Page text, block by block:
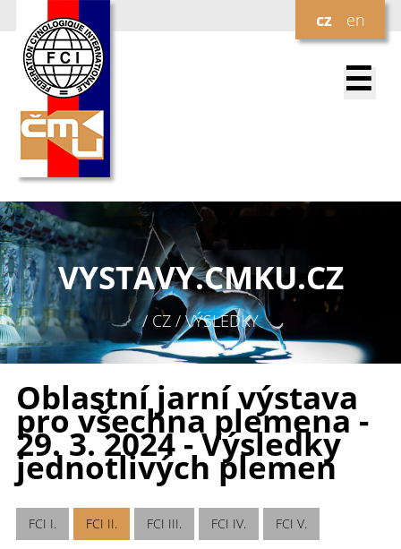
cz en
☰
VYSTAVY.CMKU.CZ
/ CZ / VÝSLEDKY
Oblastní jarní výstava
pro všechna plemena -
29. 3. 2024 - Výsledky
jednotlivých plemen
FCI I. FCI II. FCI III. FCI IV. FCI V.